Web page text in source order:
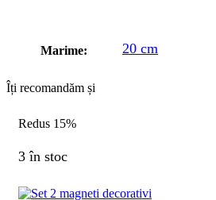
Marime: 20 cm
Îți recomandăm și
Redus 15%
3 în stoc